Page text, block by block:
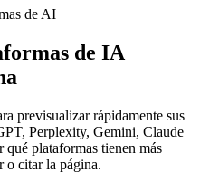
de AI
de IA
previsualizar rápidamente sus
Perplexity, Gemini, Claude
plataformas tienen más
o citar la página.